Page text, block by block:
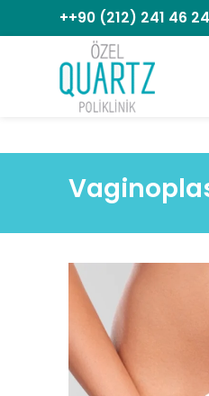
++90 (212) 241 46 24